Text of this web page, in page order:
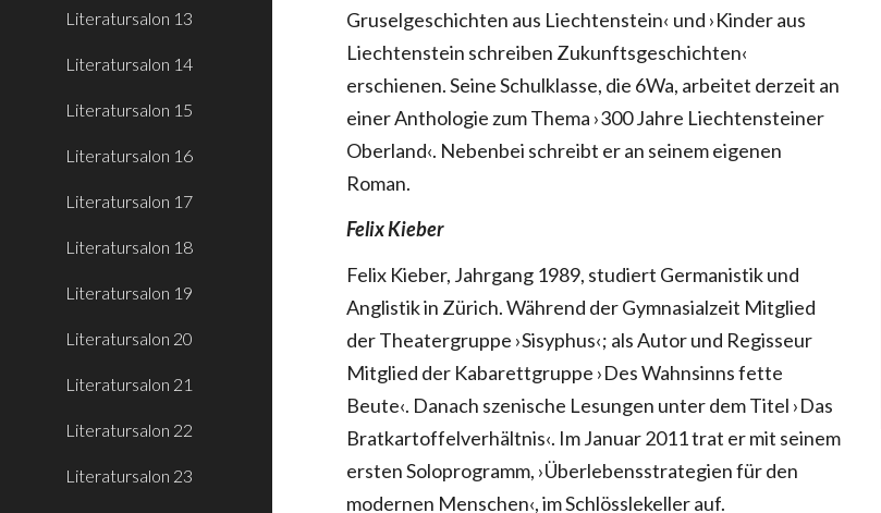
Literatursalon 13
Literatursalon 14
Literatursalon 15
Literatursalon 16
Literatursalon 17
Literatursalon 18
Literatursalon 19
Literatursalon 20
Literatursalon 21
Literatursalon 22
Literatursalon 23
Gruselgeschichten aus Liechtenstein‹ und ›Kinder aus
Liechtenstein schreiben Zukunftsgeschichten‹
erschienen. Seine Schulklasse, die 6Wa, arbeitet derzeit an
einer Anthologie zum Thema ›300 Jahre Liechtensteiner
Oberland‹. Nebenbei schreibt er an seinem eigenen
Roman.
Felix Kieber
Felix Kieber, Jahrgang 1989, studiert Germanistik und
Anglistik in Zürich. Während der Gymnasialzeit Mitglied
der Theatergruppe ›Sisyphus‹; als Autor und Regisseur
Mitglied der Kabarettgruppe ›Des Wahnsinns fette
Beute‹. Danach szenische Lesungen unter dem Titel ›Das
Bratkartoffelverhältnis‹. Im Januar 2011 trat er mit seinem
ersten Soloprogramm, ›Überlebensstrategien für den
modernen Menschen‹, im Schlösslekeller auf.